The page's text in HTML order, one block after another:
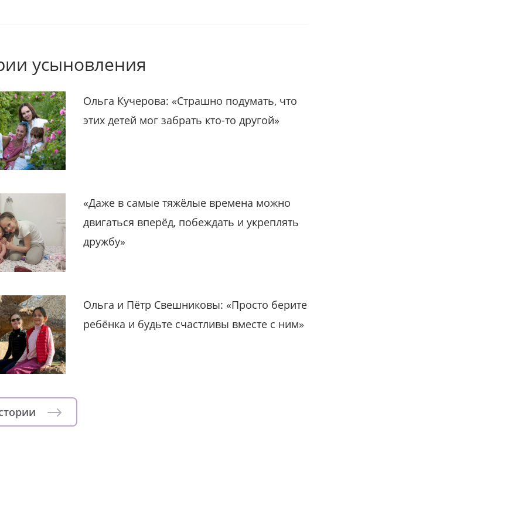
усыновления
Ольга Кучерова: «Страшно подумать, что
этих детей мог забрать кто-то другой»
«Даже в самые тяжёлые времена можно
двигаться вперёд, побеждать и укреплять
дружбу»
Ольга и Пётр Свешниковы: «Просто берите
ребёнка и будьте счастливы вместе с ним»